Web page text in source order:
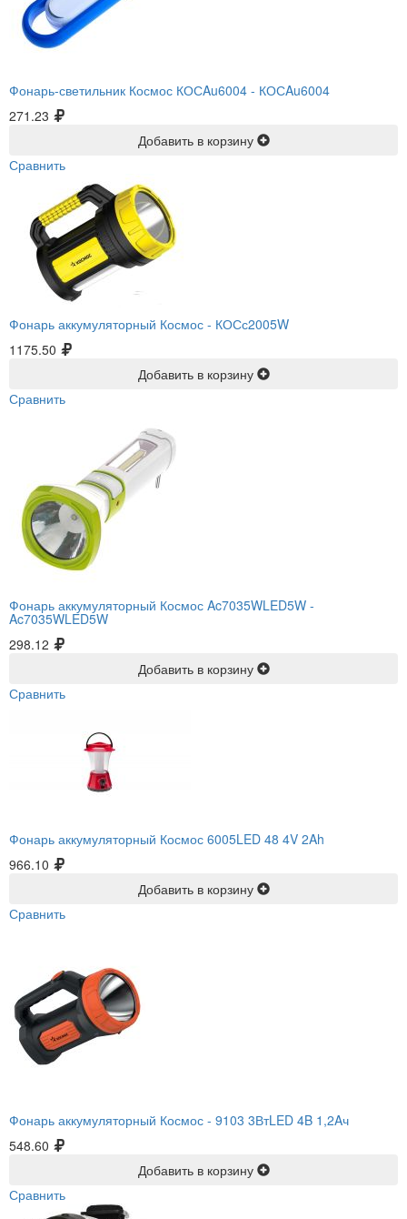
Фонарь-светильник Космос КОСAu6004 - КОСAu6004
271.23
Добавить в корзину
Сравнить
Фонарь аккумуляторный Космос - КОСс2005W
1175.50
Добавить в корзину
Сравнить
Фонарь аккумуляторный Космос Ac7035WLED5W -
Ac7035WLED5W
298.12
Добавить в корзину
Сравнить
Фонарь аккумуляторный Космос 6005LED 48 4V 2Ah
966.10
Добавить в корзину
Сравнить
Фонарь аккумуляторный Космос - 9103 3ВтLED 4B 1,2Aч
548.60
Добавить в корзину
Сравнить